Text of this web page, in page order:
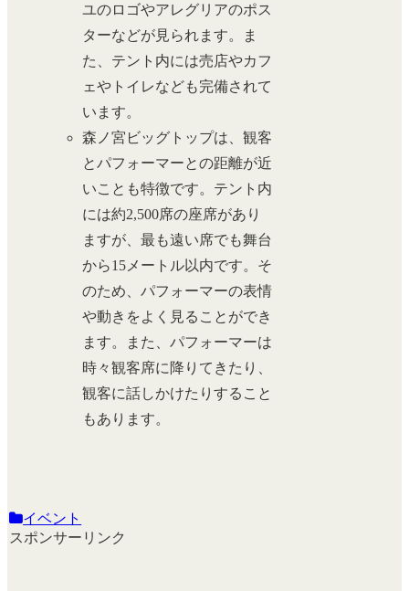
ユのロゴやアレグリアのポス
ターなどが見られます。ま
た、テント内には売店やカフ
ェやトイレなども完備されて
います。
森ノ宮ビッグトップは、観客
とパフォーマーとの距離が近
いことも特徴です。テント内
には約2,500席の座席があり
ますが、最も遠い席でも舞台
から15メートル以内です。そ
のため、パフォーマーの表情
や動きをよく見ることができ
ます。また、パフォーマーは
時々観客席に降りてきたり、
観客に話しかけたりすること
もあります。
イベント
スポンサーリンク